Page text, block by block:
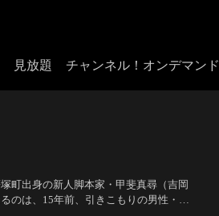
見放題 チャンネル！オンデマンド
町出身の新人脚本家・甲斐真尋（吉岡
のは、15年前、引きこもりの男性・立